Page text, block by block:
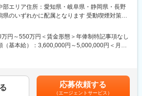
環境です。
ますが、チーム内で助け合う社風が整ってお
、年間140日ほど休んでいる方も多くいます。
当者として、基幹病院などの医師や看護師など
と面談を行い、製品に関わる手技や情報提供な
渉する力を磨けます。単に説明する力だけでな
部エリア住所：愛知県・岐阜県・静岡県・長野
県のいずれかに配属となります 受動喫煙対策：
万円～550万円＜賃金形態＞年俸制特記事項なし
（基本給）：3,600,000円～5,000,000円＜月額
ます。月給(月額)は固定手当を含めた表記です。
応募依頼する
（エージェントサービス）